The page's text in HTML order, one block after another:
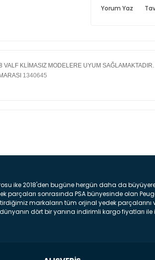
Yorum Yaz
VALF KLİMASIZ MODELERE UYUM SAĞLAMAKTADIR.
1340645
ike 2018'den bugüne hergün daha da
parçaları sonrasında PSA bünyesinde olan
markaların tüm orjinal yedek
dört bir yanına indirimli kargo fiyatları ile
bulunan plastik darbe emici amacı ile
Aracımızın ön ve arka tekerlerinde bulunan